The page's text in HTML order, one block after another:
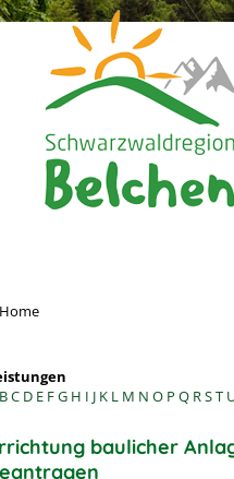
Home
BC D E FG H I J K L M N O P Q RST
baulicher